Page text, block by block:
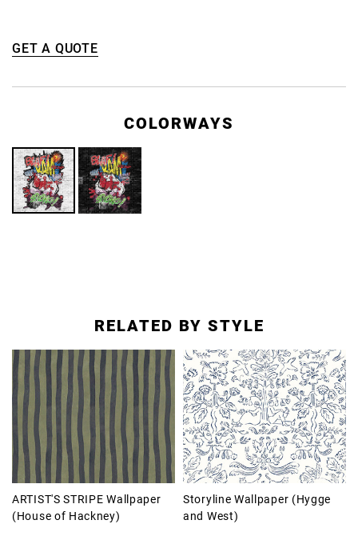
GET A QUOTE
COLORWAYS
RELATED BY STYLE
ARTIST'S STRIPE Wallpaper
(House of Hackney)
Storyline Wallpaper (Hygge
and West)